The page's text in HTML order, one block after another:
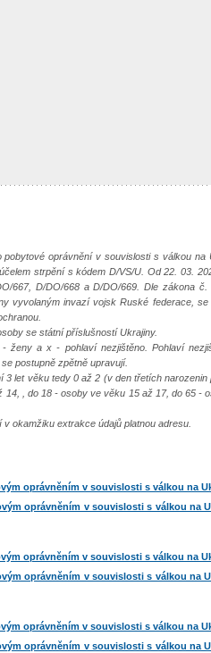
oprávnění v souvislosti s válkou
strpění s kódem D/VS/U. Od 22. 03.
667, D/DO/668 a D/DO/669. Dle zákona
vyvolaným invazí vojsk Ruské federace,
se státní příslušností Ukrajiny.
ženy a x - pohlaví nezjištěno. Pohlaví
postupně zpětně upravují.
3 let věku tedy 0 až 2 (v den třetích
, do 18 - osoby ve věku 15 až 17, do 65 -
okamžiku extrakce údajů platnou adresu.
oprávněním v souvislosti s válkou na
oprávněním v souvislosti s válkou na
oprávněním v souvislosti s válkou na
oprávněním v souvislosti s válkou na
oprávněním v souvislosti s válkou na
oprávněním v souvislosti s válkou na